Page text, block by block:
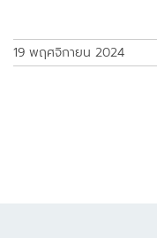
19 พฤศจิกายน 2024